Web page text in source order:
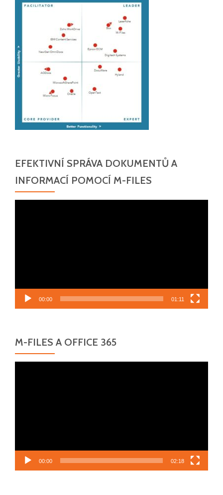
EFEKTIVNÍ SPRÁVA DOKUMENTŮ A
INFORMACÍ POMOCÍ M-FILES
00:00 01:11
M-FILES A OFFICE 365
00:00 02:18